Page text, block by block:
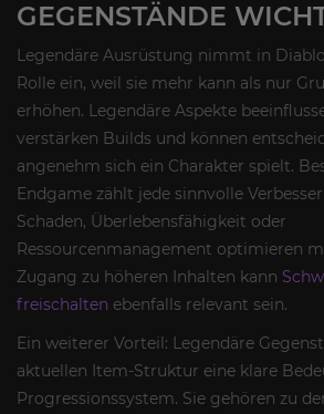
GEGENSTÄNDE
Legendäre Ausrüstung nimmt in
Rolle ein, weil sie mehr kann als nur
erhöhen. Legendäre Aspekte
verstärken Builds und können
angenehm sich ein Charakter spielt.
Endgame zählt jede sinnvolle
Schaden, Überlebensfähigkeit oder
Ressourcenmanagement optimieren
Zugang zu höheren Inhalten kann
freischalten ebenfalls relevant sein.
Ein weiterer Vorteil: Legendäre
aktuellen Item-Struktur eine klare
Progressionssystem. Sie gehören zu